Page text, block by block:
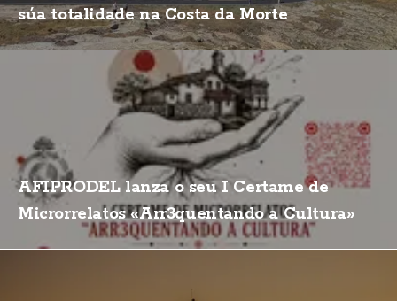
súa totalidade na Costa da Morte
AFIPRODEL lanza o seu I Certame de
Microrrelatos «Arr3quentando a Cultura»